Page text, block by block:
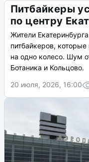
Питбайкеры
по центру
Жители
питбайкеров,
на одно колесо. Шум
Ботаника и Кольцово.
20 июля, 2026, 16:00